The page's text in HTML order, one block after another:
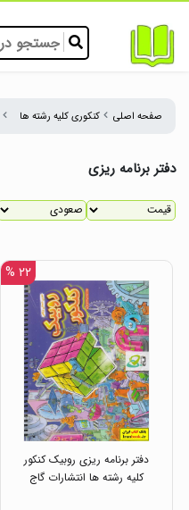
صفحه اصلی کنکوری کلیه رشته ها
دفتر برنامه ریزی
۲۲ %
دفتر برنامه ریزی روبیک کنکور
کلیه رشته ها انتشارات گاج